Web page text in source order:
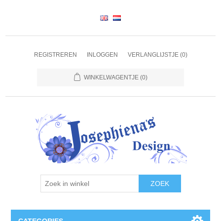
REGISTREREN INLOGGEN VERLANGLIJSTJE (0)
WINKELWAGENTJE (0)
ZOEK